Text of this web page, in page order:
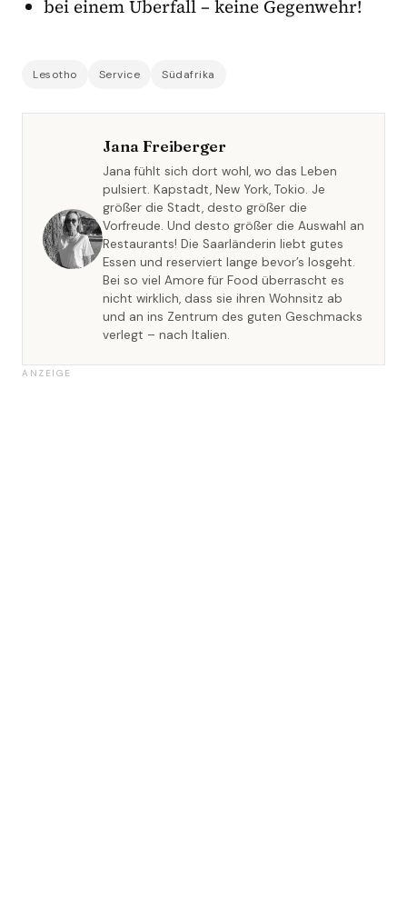
bei einem Überfall – keine Gegenwehr!
Lesotho Service Südafrika
Jana Freiberger
Jana fühlt sich dort wohl, wo das Leben
pulsiert. Kapstadt, New York, Tokio. Je
größer die Stadt, desto größer die
Vorfreude. Und desto größer die Auswahl an
Restaurants! Die Saarländerin liebt gutes
Essen und reserviert lange bevor’s losgeht.
Bei so viel Amore für Food überrascht es
nicht wirklich, dass sie ihren Wohnsitz ab
und an ins Zentrum des guten Geschmacks
verlegt – nach Italien.
ANZEIGE